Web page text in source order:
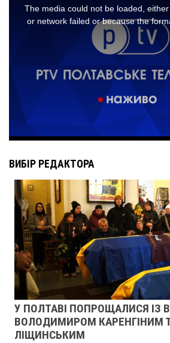
ВИБІР РЕДАКТОРА
У ПОЛТАВІ ПОПРОЩАЛИСЯ ІЗ
ВОЛОДИМИРОМ КАРЕНГІНИМ
ЛІЩИНСЬКИМ